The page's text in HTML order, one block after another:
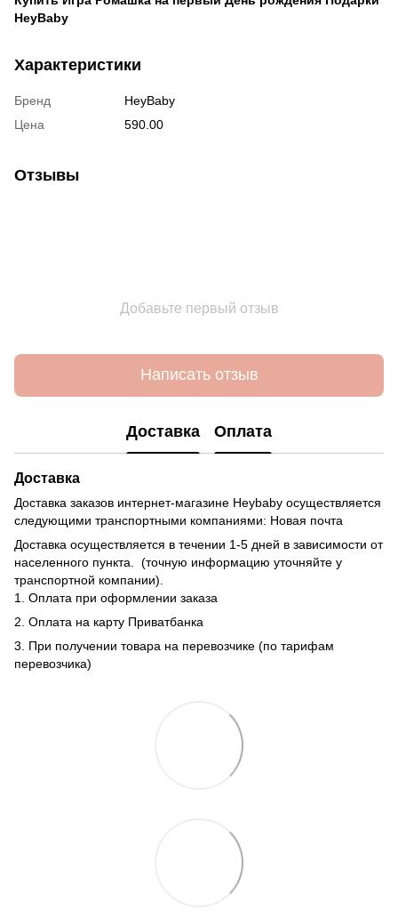
HeyBaby
Характеристики
Бренд
HeyBaby
Цена
590.00
Отзывы
Добавьте первый отзыв
Написать отзыв
Доставка Оплата
Доставка
Доставка заказов интернет-магазине Heybaby осуществляется
следующими транспортными компаниями: Новая почта
Доставка осуществляется в течении 1-5 дней в зависимости от
населенного пункта. (точную информацию уточняйте у
транспортной компании).
1. Оплата при оформлении заказа
2. Оплата на карту Приватбанка
3. При получении товара на перевозчике (по тарифам
перевозчика)